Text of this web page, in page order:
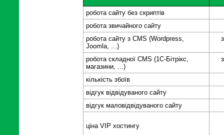
робота сайту без скриптів
робота звичайного сайту
робота сайту з CMS (Wordpress,
Joomla, ...)
робота складної CMS (1С-Бітрікс,
магазини, ...)
кількість збоїв
відгук відвідуваного сайту
відгук маловідвідуваного сайту
ціна VIP хостингу